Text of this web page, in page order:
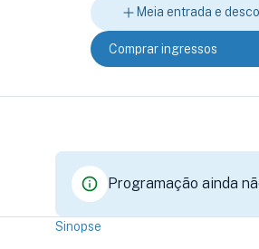
Meia entrada e
Comprar ingressos
Programação ainda
Sinopse